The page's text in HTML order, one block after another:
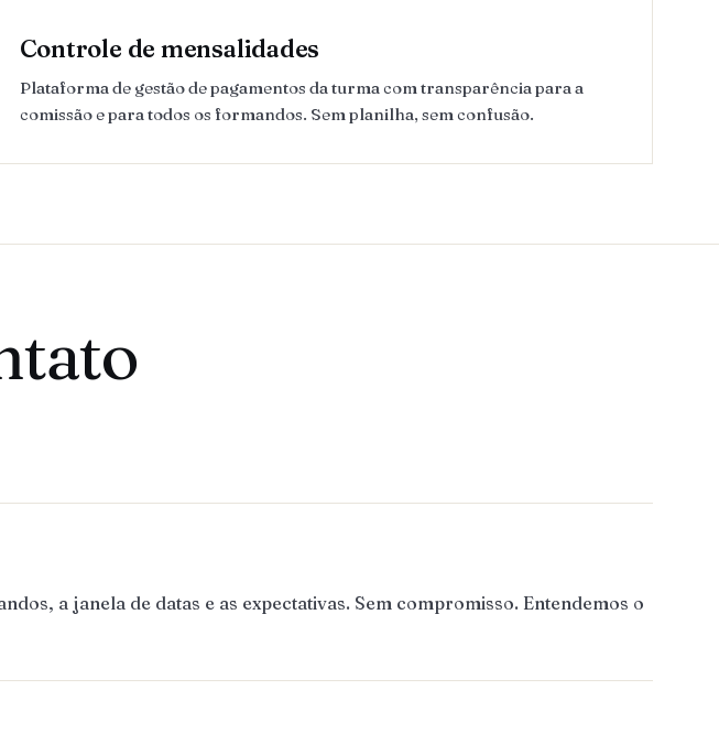
Controle de mensalidades
Plataforma de gestão de pagamentos da turma com transparência para a
comissão e para todos os formandos. Sem planilha, sem confusão.
a janela de datas e as expectativas. Sem compromisso. Entendemos o